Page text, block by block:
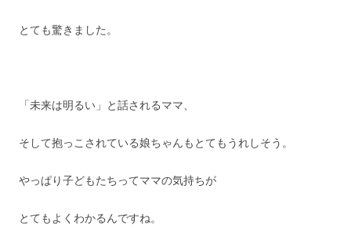
とても驚きました。
「未来は明るい」と話されるママ、
そして抱っこされている娘ちゃんもとてもうれしそう。
やっぱり子どもたちってママの気持ちが
とてもよくわかるんですね。